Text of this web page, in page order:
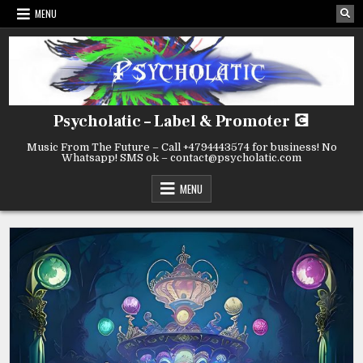
MENU
Psycholatic – Label & Promoter 💽
Music From The Future – Call +4794443574 for business! No
Whatsapp! SMS ok – contact@psycholatic.com
MENU